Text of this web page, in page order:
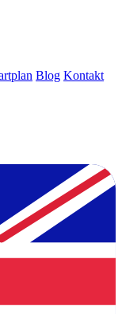
Blog Kontakt